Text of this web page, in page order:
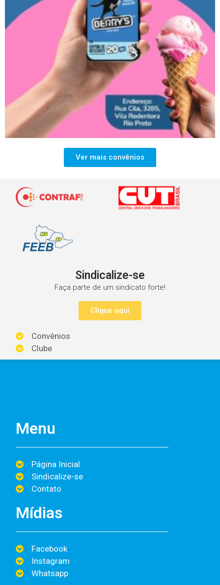
Ver mais convênios
Sindicalize-se
Faça parte de um sindicato forte!
Clique aqui
Convênios
Clube
Menu
Página Inicial
Sindicalize-se
Contato
Mídias
Facebook
Instagram
Whatsapp